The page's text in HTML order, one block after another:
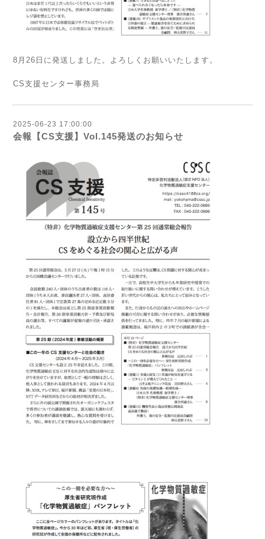
8月26日に発送しました。よろしくお願いいたします。
CS支援センター事務局
2025-06-23 17:00:00
会報【CS支援】Vol.145発送のお知らせ